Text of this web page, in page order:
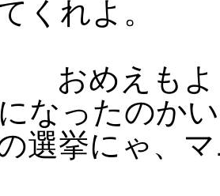
くれよ。
もようや
なったのか
選挙にゃ、